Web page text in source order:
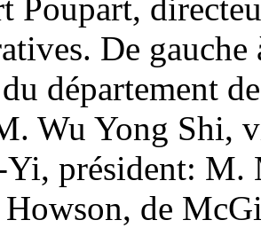
Poupart,
De
département
Wu Yong Shi,
Yi, président: M.
de